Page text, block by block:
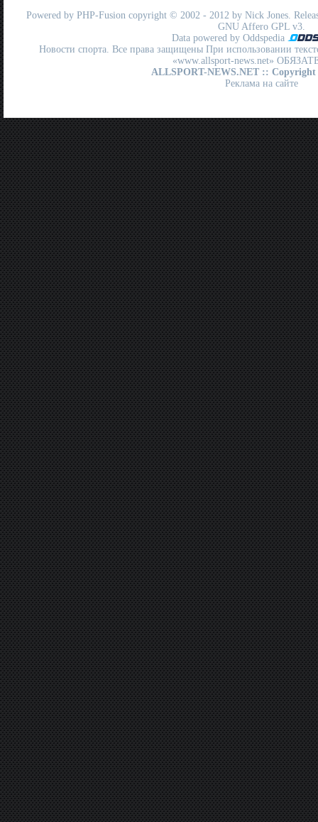
Powered by PHP-Fusion copyright © 2002 - 2012 by Nick Jones.
GNU Affero GPL v3.
Data powered by Oddspedia
Новости спорта. Все права защищены При использовании
«www.allsport-news.net»
ALLSPORT-NEWS.NET :: Copyright
Реклама на сайте